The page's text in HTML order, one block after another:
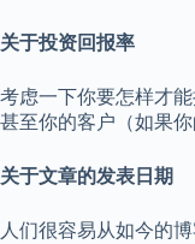
关于投资回报率
考虑一下你要怎样才
甚至你的客户（如果
关于文章的发表日期
人们很容易从如今的